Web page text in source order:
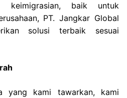
keimigrasian, baik untuk
PT. Jangkar Global
solusi terbaik sesuai
yang kami tawarkan, kami